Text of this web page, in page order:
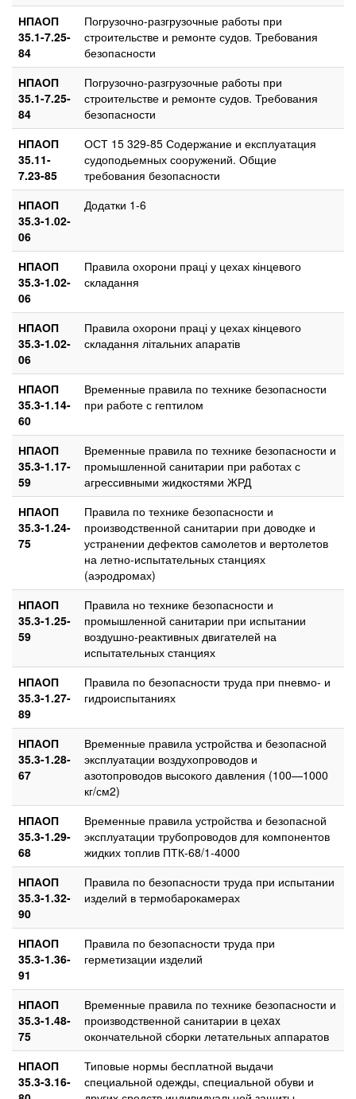
НПАОП
35.1-7.25-
84
Погрузочно-разгрузочные работы при
строительстве и ремонте судов. Требования
безопасности
НПАОП
35.1-7.25-
84
Погрузочно-разгрузочные работы при
строительстве и ремонте судов. Требования
безопасности
НПАОП
35.11-
7.23-85
ОСТ 15 329-85 Содержание и експлуатация
судоподьемных сооружений. Общие
требования безопасности
НПАОП
35.3-1.02-
06
Додатки 1-6
НПАОП
35.3-1.02-
06
Правила охорони праці у цехах кінцевого
складання
НПАОП
35.3-1.02-
06
Правила охорони праці у цехах кінцевого
складання літальних апаратів
НПАОП
35.3-1.14-
60
Временные правила по технике безопасности
при работе с гептилом
НПАОП
35.3-1.17-
59
Временные правила по технике безопасности и
промышленной санитарии при работах с
агрессивными жидкостями ЖРД
НПАОП
35.3-1.24-
75
Правила по технике безопасности и
производственной санитарии при доводке и
устранении дефектов самолетов и вертолетов
на летно-испытательных станциях
(аэродромах)
НПАОП
35.3-1.25-
59
Правила но технике безопасности и
промышленной санитарии при испытании
воздушно-реактивных двигателей на
испытательных станциях
НПАОП
35.3-1.27-
89
Правила по безопасности труда при пневмо- и
гидроиспытаниях
НПАОП
35.3-1.28-
67
Временные правила устройства и безопасной
эксплуатации воздухопроводов и
азотопроводов высокого давления (100—1000
кг/см2)
НПАОП
35.3-1.29-
68
Временные правила устройства и безопасной
эксплуатации трубопроводов для компонентов
жидких топлив ПТК-68/1-4000
НПАОП
35.3-1.32-
90
Правила по безопасности труда при испытании
изделий в термобарокамерах
НПАОП
35.3-1.36-
91
Правила по безопасности труда при
герметизации изделий
НПАОП
35.3-1.48-
75
Временные правила по технике безопасности и
производственной санитарии в цеxax
окончательной сборки летательных аппаратов
НПАОП
35.3-3.16-
Типовые нормы бесплатной выдачи
специальной одежды, специальной обуви и